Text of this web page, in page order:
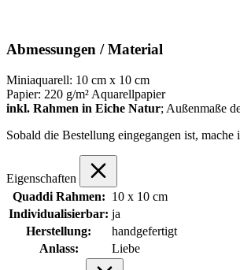
Abmessungen / Material
Miniaquarell: 10 cm x 10 cm
Papier: 220 g/m² Aquarellpapier
inkl. Rahmen in Eiche Natur; Außenmaße
Sobald die Bestellung eingegangen ist,
Eigenschaften
Quaddi Rahmen: 10 x 10 cm
Individualisierbar: ja
Herstellung:
handgefertigt
Anlass:
Liebe